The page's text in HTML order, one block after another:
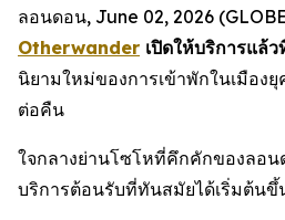
ลอนดอน, June 02, 2026
Otherwander เปิดให้บริการแล้
นิยามใหม่ของการเข้าพักในเมือง
ต่อคืน
ใจกลางย่านโซโหที่คึกคักของลอ
บริการต้อนรับที่ทันสมัยได้เริ่มต้นขึ้